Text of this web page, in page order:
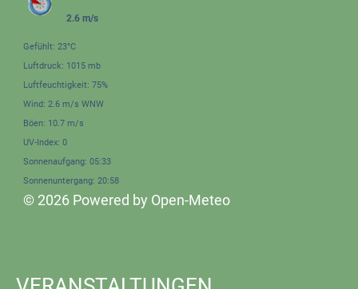
2.6 m/s
Gefühlt: 23°C
Luftdruck: 1015 mb
Luftfeuchtigkeit: 75%
Wind: 2.6 m/s WNW
Böen: 10.7 m/s
UV-Index: 0
Sonnenaufgang: 05:33
Sonnenuntergang: 20:58
© 2026 Powered by Open-Meteo